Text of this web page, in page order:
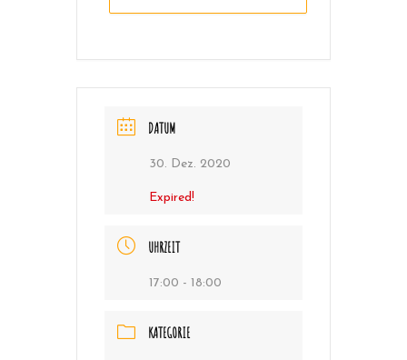
DATUM
30. Dez. 2020
Expired!
UHRZEIT
17:00 - 18:00
KATEGORIE